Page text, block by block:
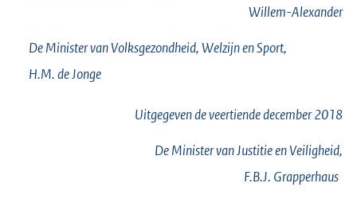
Willem-Alexander
De Minister van Volksgezondheid, Welzijn en Sport,
H.M. deJonge
Uitgegeven deveertiendedecember 2018
De Minister van Justitie en Veiligheid,
F.B.J. Grapperhaus